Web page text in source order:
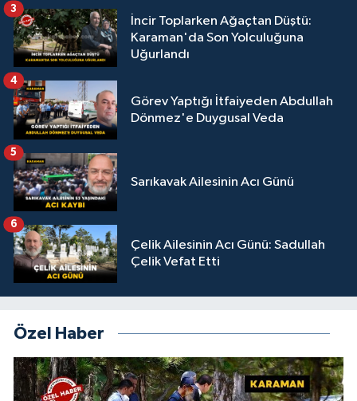
İncir Toplarken Ağaçtan Düştü:
Karaman'da Son Yolculuğuna
Uğurlandı
3
Görev Yaptığı İtfaiyeden Abdullah
Dönmez'e Duygusal Veda
4
Sarıkavak Ailesinin Acı Günü
5
Çelik Ailesinin Acı Günü: Sadullah
Çelik Vefat Etti
6
Özel Haber